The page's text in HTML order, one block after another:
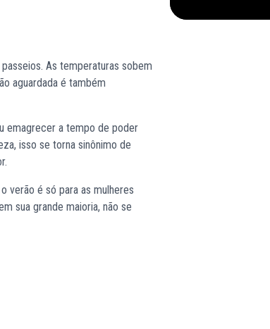
As temperaturas sobem
aguardada é também
emagrecer a tempo de poder
isso se torna sinônimo de
verão é só para as mulheres
sua grande maioria, não se